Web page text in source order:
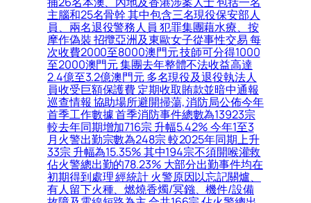
主腦和25名骨幹 其中包含三名現役保安部人
員、兩名退役警務人員 犯罪集團藉水療、按
摩作偽裝 招攬亞洲及東歐女子從事性交易 每
次收費2000至8000澳門元 技師可分得1000
至2000澳門元 集團去年整體不法收益高達
2.4億至3.2億澳門元 多名現役及退役執法人
員收受巨額保護費 定期收取賄款並暗中通報
巡查情報 協助場所避開掃蕩, 消防局公佈今年
首季工作數據 首季消防事件總數為13923宗
較去年同期增加716宗 升幅5.42% 今年1至3
月火警出勤宗數為248宗 較2025年同期上升
33宗 升幅為15.35% 其中194宗不須開喉灌救
佔火警總出勤的78.23% 大部分出勤事件均在
初期得到處理 經統計 火警原因以忘記關爐、
有人留下火種、燃燒香燭/冥鏹、機件/設備